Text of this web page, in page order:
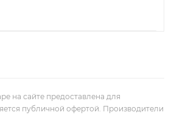
на сайте предоставлена для
публичной офертой. Производители